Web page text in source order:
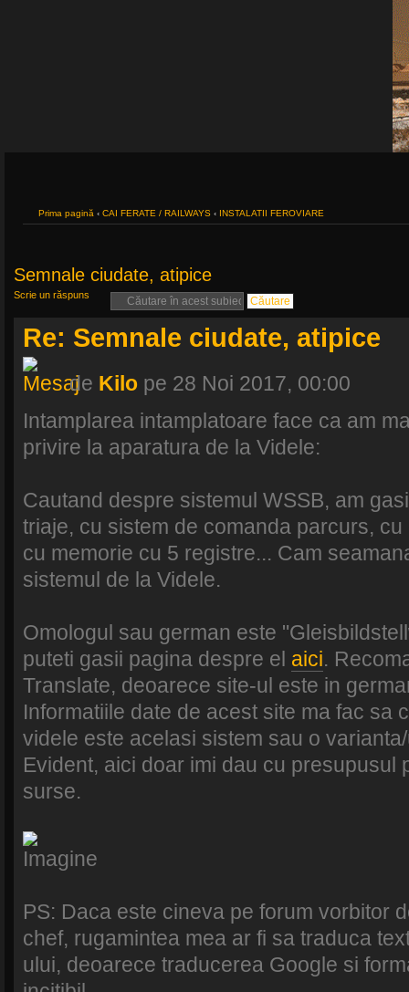
Prima pagină ‹ CAI FERATE / RAILWAYS ‹ INSTALATII FEROVIARE
Semnale ciudate, atipice
Scrie un răspuns
Re: Semnale ciudate, atipice
de Kilope 28 Noi 2017, 00:00
Intamplarea intamplatoare face ca am
privire la aparatura de la Videle:
Cautand despre sistemul WSSB, am
triaje, cu sistem de comanda parcurs,
cu memorie cu 5 registre... Cam
sistemul de la Videle.
Omologul sau german este
puteti gasii pagina despre el aici.
Translate, deoarece site-ul este in
Informatiile date de acest site ma fac sa
videle este acelasi sistem sau o
Evident, aici doar imi dau cu presupusul
surse.
PS: Daca este cineva pe forum vorbitor
chef, rugamintea mea ar fi sa traduca
ului, deoarece traducerea Google si